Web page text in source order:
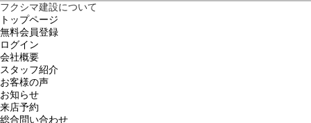
フクシマ建設について
トップページ
無料会員登録
ログイン
会社概要
スタッフ紹介
お客様の声
お知らせ
来店予約
総合問い合わせ